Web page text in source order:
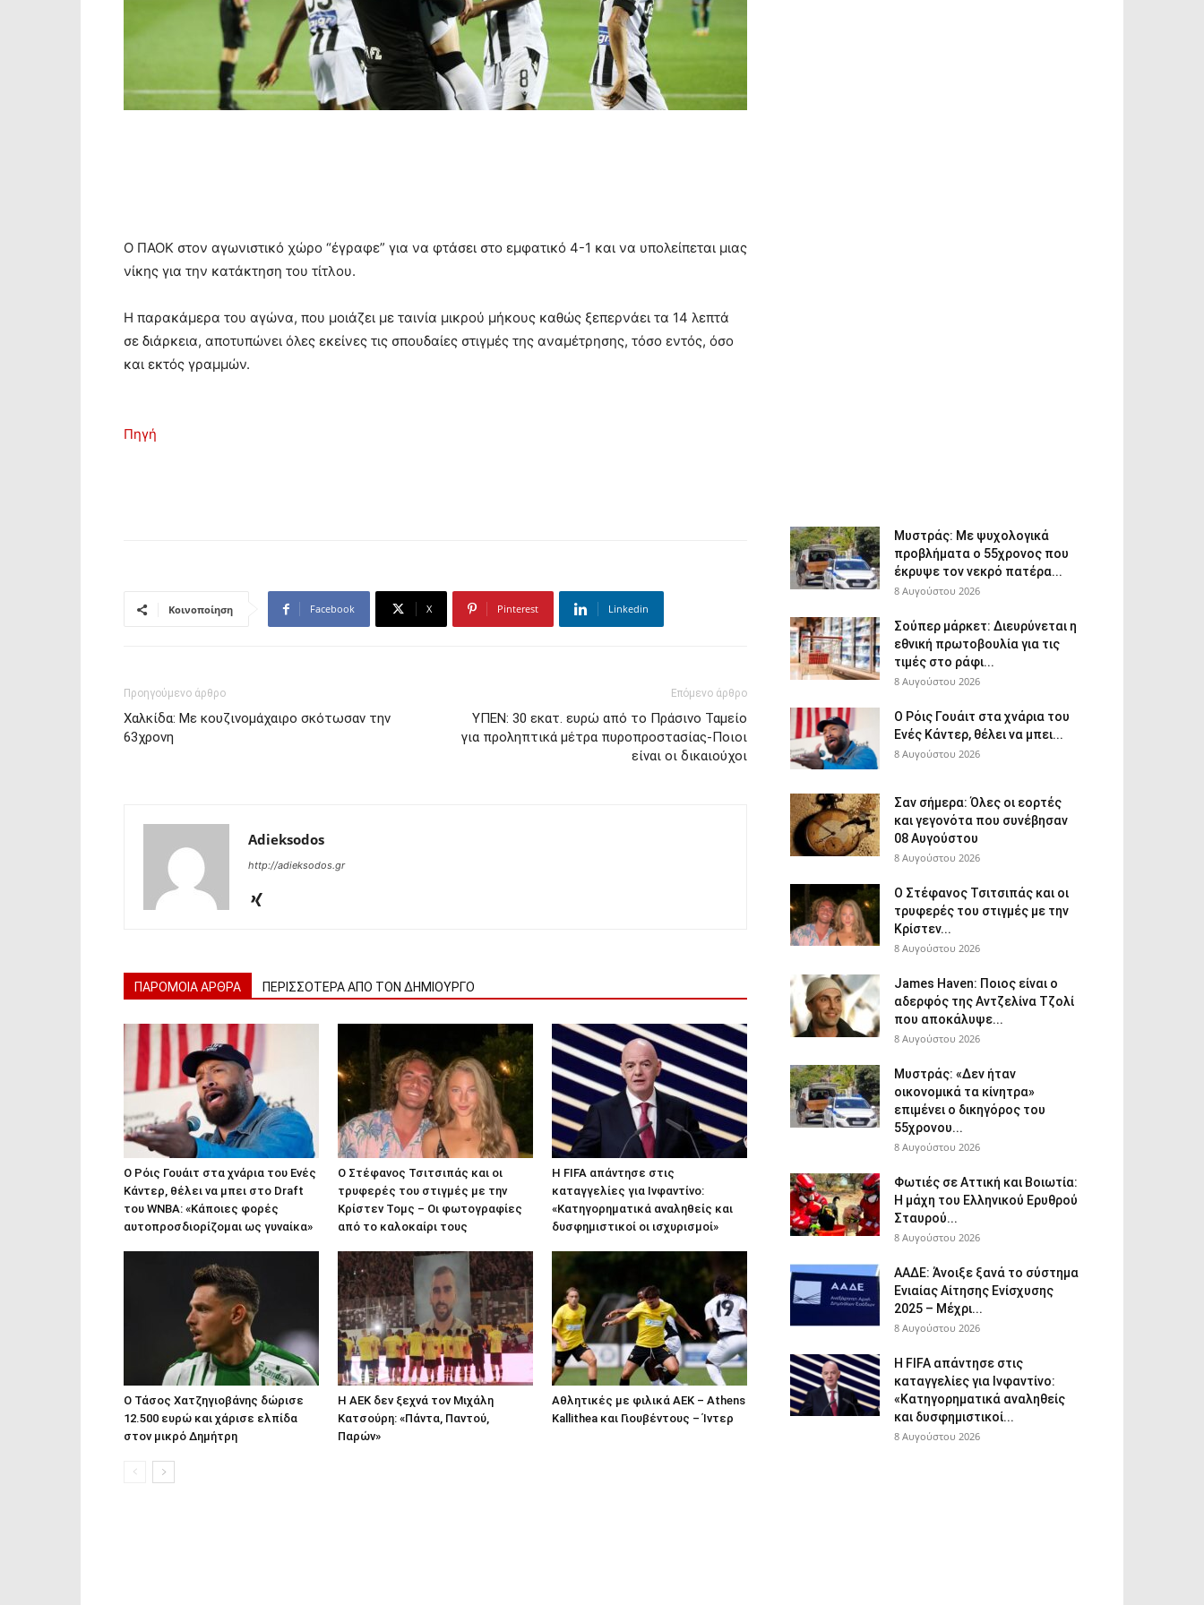
Ο ΠΑΟΚ στον αγωνιστικό χώρο “έγραφε” για να φτάσει στο εμφατικό 4-1 και να υπολείπεται μιας
νίκης για την κατάκτηση του τίτλου.
Η παρακάμερα του αγώνα, που μοιάζει με ταινία μικρού μήκους καθώς ξεπερνάει τα 14 λεπτά
σε διάρκεια, αποτυπώνει όλες εκείνες τις σπουδαίες στιγμές της αναμέτρησης, τόσο εντός, όσο
και εκτός γραμμών.
Πηγή
Κοινοποίηση Facebook X Pinterest Linkedin
Προηγούμενο άρθρο
Χαλκίδα: Με κουζινομάχαιρο σκότωσαν την
63χρονη
Επόμενο άρθρο
ΥΠΕΝ: 30 εκατ. ευρώ από το Πράσινο Ταμείο
για προληπτικά μέτρα πυροπροστασίας-Ποιοι
είναι οι δικαιούχοι
Adieksodos
http://adieksodos.gr
ΠΑΡΟΜΟΙΑ ΑΡΘΡΑ ΠΕΡΙΣΣΟΤΕΡΑ ΑΠΟ ΤΟΝ ΔΗΜΙΟΥΡΓΟ
Ο Ρόις Γουάιτ στα χνάρια του Ενές
Κάντερ, θέλει να μπει στο Draft
του WNBA: «Κάποιες φορές
αυτοπροσδιορίζομαι ως γυναίκα»
Ο Στέφανος Τσιτσιπάς και οι
τρυφερές του στιγμές με την
Κρίστεν Τομς – Οι φωτογραφίες
από το καλοκαίρι τους
Η FIFA απάντησε στις
καταγγελίες για Ινφαντίνο:
«Κατηγορηματικά αναληθείς και
δυσφημιστικοί οι ισχυρισμοί»
Ο Τάσος Χατζηγιοβάνης δώρισε
12.500 ευρώ και χάρισε ελπίδα
στον μικρό Δημήτρη
Η ΑΕΚ δεν ξεχνά τον Μιχάλη
Κατσούρη: «Πάντα, Παντού,
Παρών»
Αθλητικές με φιλικά ΑΕΚ – Athens
Kallithea και Γιουβέντους – Ίντερ
Μυστράς: Με ψυχολογικά
προβλήματα ο 55χρονος που
έκρυψε τον νεκρό πατέρα...
8 Αυγούστου 2026
Σούπερ μάρκετ: Διευρύνεται η
εθνική πρωτοβουλία για τις
τιμές στο ράφι...
8 Αυγούστου 2026
Ο Ρόις Γουάιτ στα χνάρια του
Ενές Κάντερ, θέλει να μπει...
8 Αυγούστου 2026
Σαν σήμερα: Όλες οι εορτές
και γεγονότα που συνέβησαν
08 Αυγούστου
8 Αυγούστου 2026
Ο Στέφανος Τσιτσιπάς και οι
τρυφερές του στιγμές με την
Κρίστεν...
8 Αυγούστου 2026
James Haven: Ποιος είναι ο
αδερφός της Αντζελίνα Τζολί
που αποκάλυψε...
8 Αυγούστου 2026
Μυστράς: «Δεν ήταν
οικονομικά τα κίνητρα»
επιμένει ο δικηγόρος του
55χρονου...
8 Αυγούστου 2026
Φωτιές σε Αττική και Βοιωτία:
Η μάχη του Ελληνικού Ερυθρού
Σταυρού...
8 Αυγούστου 2026
ΑΑΔΕ: Άνοιξε ξανά το σύστημα
Ενιαίας Αίτησης Ενίσχυσης
2025 – Μέχρι...
8 Αυγούστου 2026
Η FIFA απάντησε στις
καταγγελίες για Ινφαντίνο:
«Κατηγορηματικά αναληθείς
και δυσφημιστικοί...
8 Αυγούστου 2026